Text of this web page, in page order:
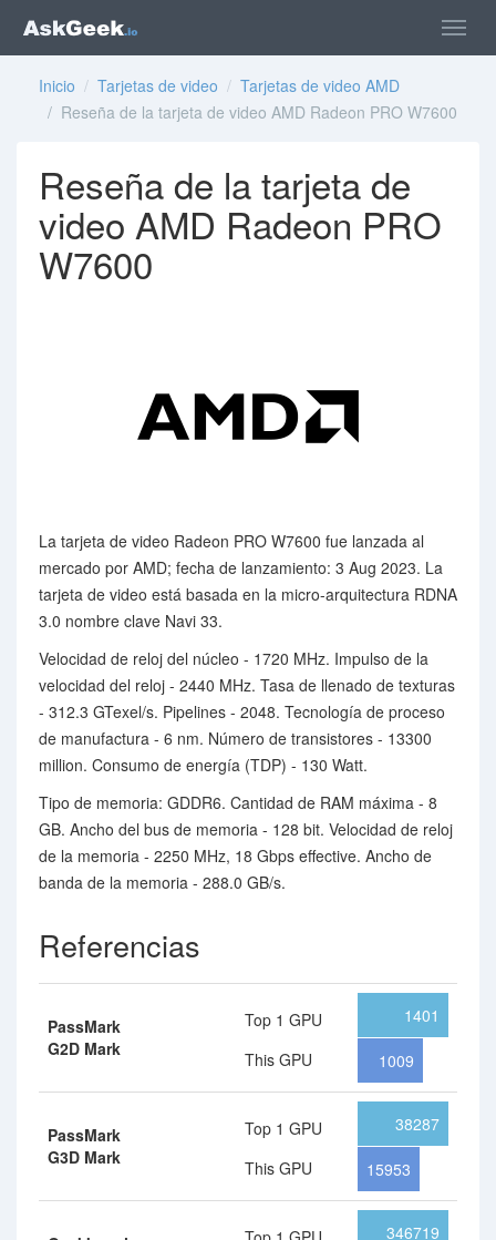
Inicio / Tarjetas de video / Tarjetas de video AMD
/ Reseña de la tarjeta de video AMD Radeon PRO W7600
Reseña de la tarjeta de
video AMD Radeon PRO
W7600
La tarjeta de video Radeon PRO W7600 fue lanzada al
mercado por AMD; fecha de lanzamiento: 3 Aug 2023. La
tarjeta de video está basada en la micro-arquitectura RDNA
3.0 nombre clave Navi 33.
Velocidad de reloj del núcleo - 1720 MHz. Impulso de la
velocidad del reloj - 2440 MHz. Tasa de llenado de texturas
- 312.3 GTexel/s. Pipelines - 2048. Tecnología de proceso
de manufactura - 6 nm. Número de transistores - 13300
million. Consumo de energía (TDP) - 130 Watt.
Tipo de memoria: GDDR6. Cantidad de RAM máxima - 8
GB. Ancho del bus de memoria - 128 bit. Velocidad de reloj
de la memoria - 2250 MHz, 18 Gbps effective. Ancho de
banda de la memoria - 288.0 GB/s.
Referencias
PassMark
G2D Mark
Top 1 GPU
This GPU
1401
1009
PassMark
G3D Mark
Top 1 GPU
This GPU
38287
15953
346719